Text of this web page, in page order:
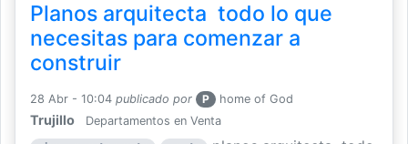
Planos arquitecta ️️ todo lo que
necesitas para comenzar a
construir
28 Abr - 10:04 publicado por P home of God
Trujillo Departamentos en Venta